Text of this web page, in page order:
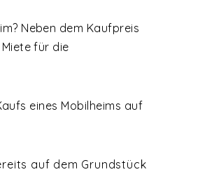
Neben dem Kaufpreis
für die
eines Mobilheims auf
auf dem Grundstück